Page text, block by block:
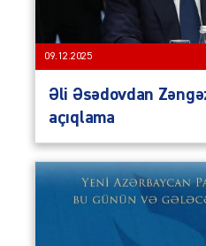
09.12.2025
Əli Əsədovdan
açıqlama